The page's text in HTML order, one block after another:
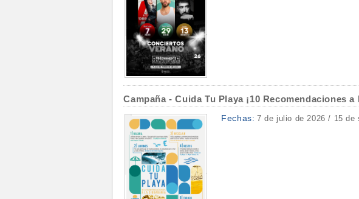
Campaña - Cuida Tu Playa ¡10 Recomendaciones
Fechas: 7 de julio de 2026 / 15 de